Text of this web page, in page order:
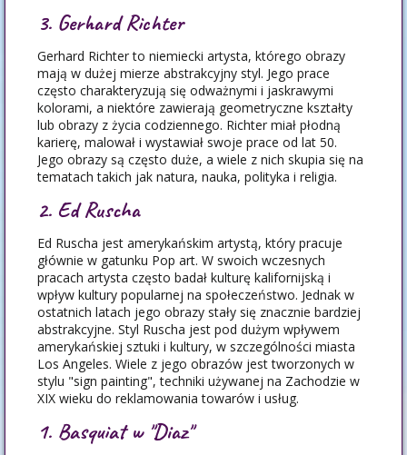
3. Gerhard Richter
Gerhard Richter to niemiecki artysta, którego obrazy
mają w dużej mierze abstrakcyjny styl. Jego prace
często charakteryzują się odważnymi i jaskrawymi
kolorami, a niektóre zawierają geometryczne kształty
lub obrazy z życia codziennego. Richter miał płodną
karierę, malował i wystawiał swoje prace od lat 50.
Jego obrazy są często duże, a wiele z nich skupia się na
tematach takich jak natura, nauka, polityka i religia.
2. Ed Ruscha
Ed Ruscha jest amerykańskim artystą, który pracuje
głównie w gatunku Pop art. W swoich wczesnych
pracach artysta często badał kulturę kalifornijską i
wpływ kultury popularnej na społeczeństwo. Jednak w
ostatnich latach jego obrazy stały się znacznie bardziej
abstrakcyjne. Styl Ruscha jest pod dużym wpływem
amerykańskiej sztuki i kultury, w szczególności miasta
Los Angeles. Wiele z jego obrazów jest tworzonych w
stylu "sign painting", techniki używanej na Zachodzie w
XIX wieku do reklamowania towarów i usług.
1. Basquiat w "Diaz"